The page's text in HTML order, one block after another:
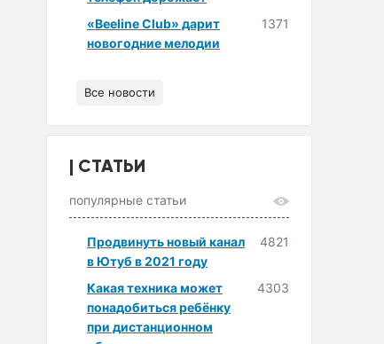
«Beeline Club» дарит
новогодние мелодии
1371
Все новости
СТАТЬИ
популярные статьи
Продвинуть новый канал
в Ютуб в 2021 году
4821
Какая техника может
понадобиться ребёнку
при дистанционном
4303